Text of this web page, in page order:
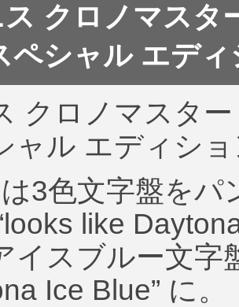
クロノマスタ
ペシャル エデ
クロノマスタ
ャル エディシ
3色文字盤をパ
like
イスブルー文字
Ice Blue” に。